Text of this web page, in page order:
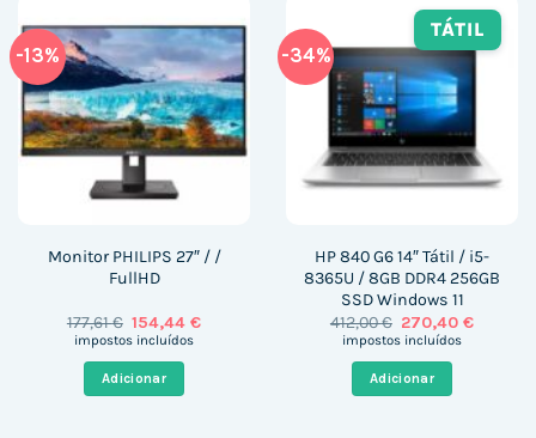
-13%
Monitor PHILIPS 27″ / /
FullHD
177,61€ O
preço
era:
177,61 €.
154,44€O
impostos incluídos
Adicionar
-34%
TÁTIL
HP 840 G6 14″ Tátil / i5-
8365U / 8GB DDR4 256GB
SSD Windows 11
412,00€ O
preço
era:
412,00 €.
270,40€O
impostos incluídos
Adicionar